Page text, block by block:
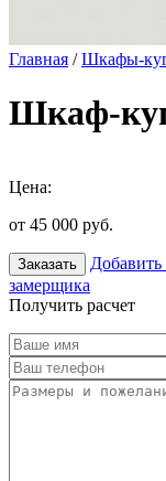
Главная /Шкафы-
Шкаф-
Цена:
от 45 000 руб.
Заказать Добавить
замерщика
Получить расчет